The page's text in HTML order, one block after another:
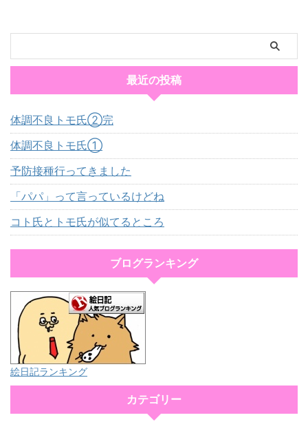
最近の投稿
体調不良トモ氏②完
体調不良トモ氏①
予防接種行ってきました
「パパ」って言っているけどね
コト氏とトモ氏が似てるところ
ブログランキング
絵日記ランキング
カテゴリー